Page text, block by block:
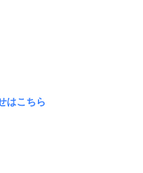
はこちら